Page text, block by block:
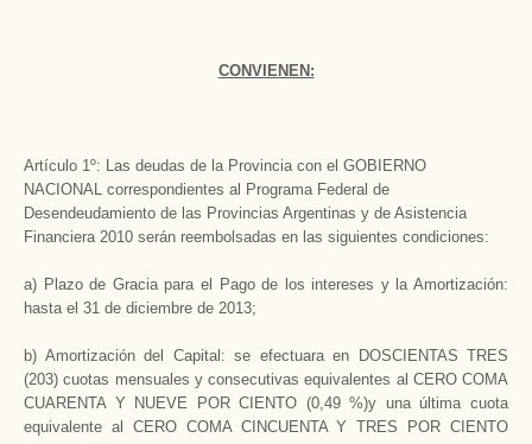
CONVIENEN:
Artículo 1º: Las deudas de la Provincia con el GOBIERNO
NACIONAL correspondientes al Programa Federal de
Desendeudamiento de las Provincias Argentinas y de Asistencia
Financiera 2010 serán reembolsadas en las siguientes condiciones:
a) Plazo de Gracia para el Pago de los intereses y la Amortización:
hasta el 31 de diciembre de 2013;
b) Amortización del Capital: se efectuara en DOSCIENTAS TRES
(203) cuotas mensuales y consecutivas equivalentes al CERO COMA
CUARENTA Y NUEVE POR CIENTO (0,49 %)y una última cuota
equivalente al CERO COMA CINCUENTA Y TRES POR CIENTO